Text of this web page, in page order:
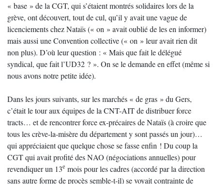
« base » de la CGT, qui s’étaient montrés solidaires lors de la
grève, ont découvert, tout de cul, qu’il y avait une vague de
licenciements chez Nataïs (« on » avait oublié de les en informer)
mais aussi une Convention collective (« on » leur avait rien dit
non plus). D’où leur question : « Mais que fait le délégué
syndical, que fait l’UD32 ? ». On se le demande en effet (même si
nous avons notre petite idée).
Dans les jours suivants, sur les marchés « de gras » du Gers,
c’était le tour aux équipes de la CNT-AIT de distribuer force
tracts… et de rencontrer force ex-précaires de Nataïs (à croire que
tous les crève-la-misère du département y sont passés un jour)…
qui appréciaient que quelque chose se fasse enfin ! Du coup la
CGT qui avait profité des NAO (négociations annuelles) pour
revendiquer un 13e mois pour les cadres (accordé par la direction
sans autre forme de procès semble-t-il) se voyait contrainte de